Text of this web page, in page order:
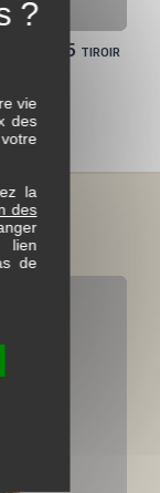
+ 5 tiroir
vie
des
la
des
lien
de